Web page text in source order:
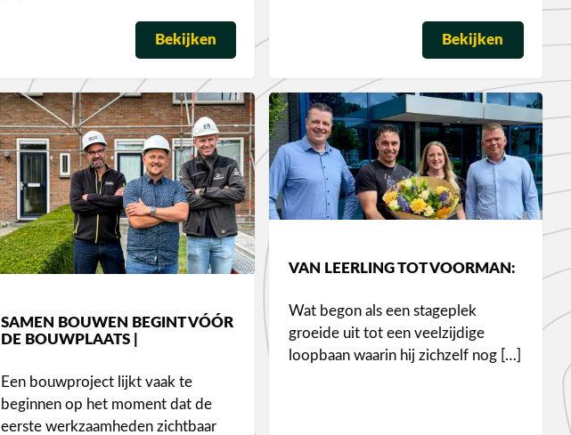
Bekijken Bekijken
SAMEN BOUWEN BEGINT VÓÓR
DE BOUWPLAATS |
Een bouwproject lijkt vaak te
beginnen op het moment dat de
eerste werkzaamheden zichtbaar
VAN LEERLING TOT VOORMAN:
Wat begon als een stageplek
groeide uit tot een veelzijdige
loopbaan waarin hij zichzelf nog […]